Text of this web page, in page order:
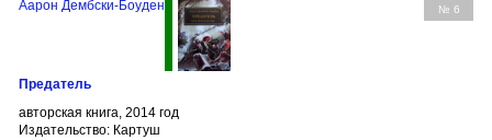
№ 6
Аарон Дембски-Боуден
Предатель
авторская книга, 2014 год
Издательство: Картуш